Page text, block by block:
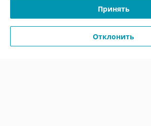
Политика обработки cookies
Принять
Отклонить